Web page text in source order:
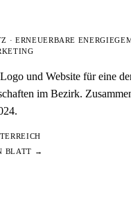
· ERNEUERBARE
und Website für eine
im Bezirk.
BLATT →